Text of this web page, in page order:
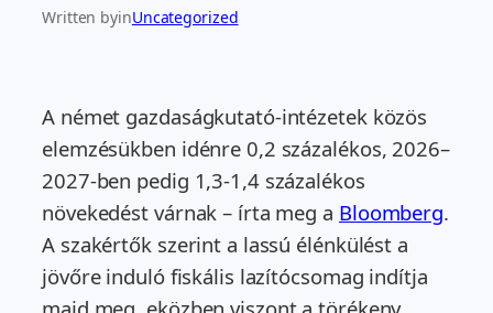
Written byinUncategorized
A német gazdaságkutató-intézetek közös
elemzésükben idénre 0,2 százalékos, 2026–
2027-ben pedig 1,3-1,4 százalékos
növekedést várnak – írta meg a Bloomberg.
A szakértők szerint a lassú élénkülést a
jövőre induló fiskális lazítócsomag indítja